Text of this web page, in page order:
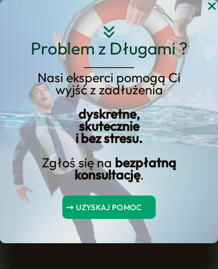
Problem z Długami ?
Nasi eksperci pomogą Ci
wyjść z zadłużenia
dyskretne,
skutecznie
i bez stresu.
Zgłoś się na bezpłatną
konsultację.
UZYSKAJ POMOC
Przejdź
KREDYT123.PL – OFERTA SPRZEDAŻOWA
Umowa Pożyczki: Jak
Powinna Wyglądać –
Porady i Wskazówki
umowa pożyczki: jak powinna wyglądać
– porady i wskazówki to usługa, którą
prowadzimy w modelu nastawionym na
wynik: diagnoza sytuacji, dobór